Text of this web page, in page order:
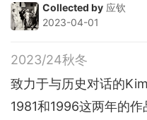
Collected by 应钦
2023-04-01
2023/24秋冬
致力于与历史对话的
1981和1996这两年的